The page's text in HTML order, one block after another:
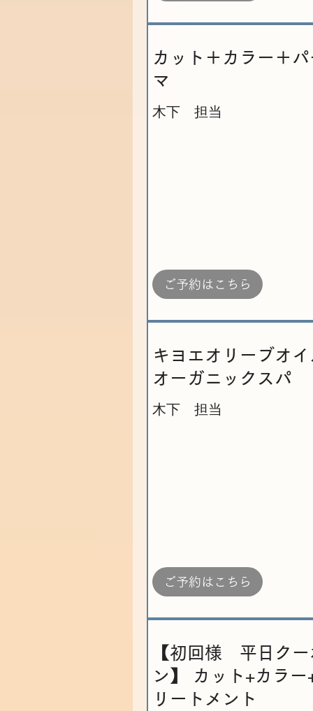
カット＋カラー＋
マ
木下 担当
ご予約はこちら
キヨエオリーブオイ
オーガニックスパ
木下 担当
ご予約はこちら
【初回様 平日クー
ン】 カット+カラー
リートメント